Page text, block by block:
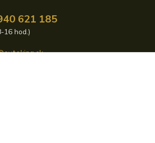
621 185
16 hod.)